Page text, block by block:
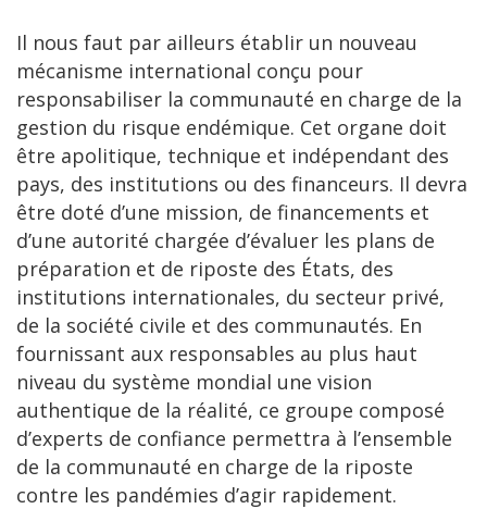
Il nous faut par ailleurs établir un nouveau
mécanisme international conçu pour
responsabiliser la communauté en charge de la
gestion du risque endémique. Cet organe doit
être apolitique, technique et indépendant des
pays, des institutions ou des financeurs. Il devra
être doté d’une mission, de financements et
d’une autorité chargée d’évaluer les plans de
préparation et de riposte des États, des
institutions internationales, du secteur privé,
de la société civile et des communautés. En
fournissant aux responsables au plus haut
niveau du système mondial une vision
authentique de la réalité, ce groupe composé
d’experts de confiance permettra à l’ensemble
de la communauté en charge de la riposte
contre les pandémies d’agir rapidement.